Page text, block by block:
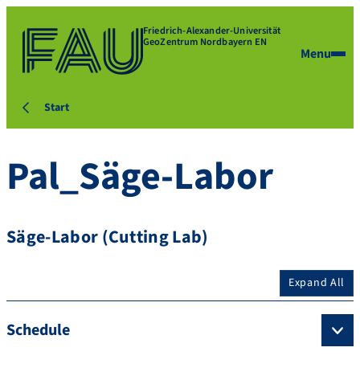
Friedrich-Alexander-Universität
GeoZentrum Nordbayern EN
Menu
Start
Pal_Säge-Labor
Säge-Labor (Cutting Lab)
Expand All
Schedule